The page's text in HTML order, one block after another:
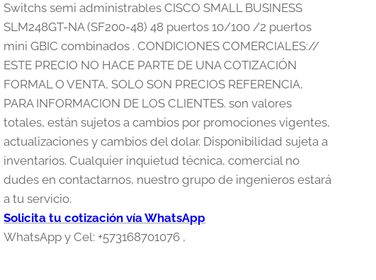
Switchs semi administrables CISCO SMALL BUSINESS
SLM248GT-NA (SF200-48) 48 puertos 10/100 /2 puertos
mini GBIC combinados . CONDICIONES COMERCIALES://
ESTE PRECIO NO HACE PARTE DE UNA COTIZACIÓN
FORMAL O VENTA, SOLO SON PRECIOS REFERENCIA,
PARA INFORMACION DE LOS CLIENTES. son valores
totales, están sujetos a cambios por promociones vigentes,
actualizaciones y cambios del dolar. Disponibilidad sujeta a
inventarios. Cualquier inquietud técnica, comercial no
dudes en contactarnos, nuestro grupo de ingenieros estará
a tu servicio.
Solicita tu cotización vía WhatsApp
WhatsApp y Cel: +573168701076 ,